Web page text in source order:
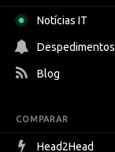
Notícias IT
Despedimentos
Blog
COMPARAR
Head2Head